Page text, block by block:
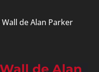
de Alan Parker